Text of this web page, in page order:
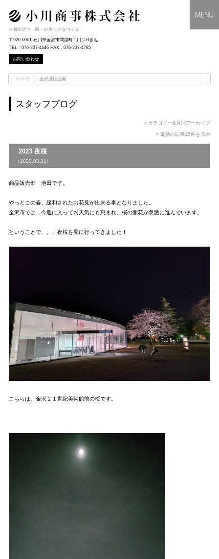
古都金沢で、唯一の美しさをつくる
〒920-0061 石川県金沢市問屋町1丁目59番地
TEL : 076-237-4646 FAX : 076-237-4785
お問い合わせ
HOME 金沢城址公園
スタッフブログ
> カテゴリー&月別アーカイブ
> 最新の記事15件を表示
2023 夜桜
（2023.03.31）
商品販売部 池田です。
やっとこの春、緩和されたお花見が出来る事となりました。
金沢市では、今週に入ってお天気にも恵まれ、桜の開花が急激に進んでいます。
ということで、、、夜桜を見に行ってきました！
こちらは、金沢２１世紀美術館前の桜です。